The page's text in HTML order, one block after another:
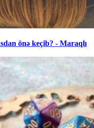
önə keçib? - Maraqlı